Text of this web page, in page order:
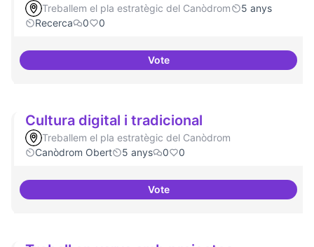
Treballem el pla estratègic del Canòdrom
5 anys
Recerca
0 0
VoteModel exportable - guifinet a
Cultura digital i tradicional
Treballem el pla estratègic del Canòdrom
Canòdrom Obert
5 anys 0 0
VoteCultura digital i tradicional